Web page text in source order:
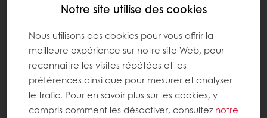
Notre site utilise des cookies
Nous utilisons des cookies pour vous offrir la
meilleure expérience sur notre site Web, pour
reconnaître les visites répétées et les
préférences ainsi que pour mesurer et analyser
le trafic. Pour en savoir plus sur les cookies, y
compris comment les désactiver, consulteznotre